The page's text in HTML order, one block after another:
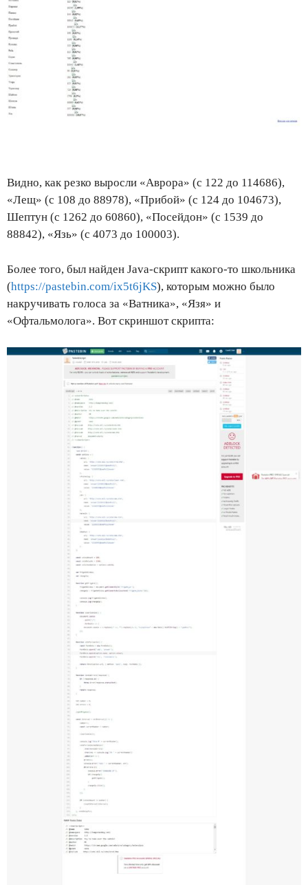
Видно, как резко выросли «Аврора» (с 122 до 114686),
«Лещ» (с 108 до 88978), «Прибой» (с 124 до 104673),
Шептун (с 1262 до 60860), «Посейдон» (с 1539 до
88842), «Язь» (с 4073 до 100003).
Более того, был найден Java-скрипт какого-то школьника
(https://pastebin.com/ix5t6jKS), которым можно было
накручивать голоса за «Ватника», «Язя» и
«Офтальмолога». Вот скриншот скрипта: